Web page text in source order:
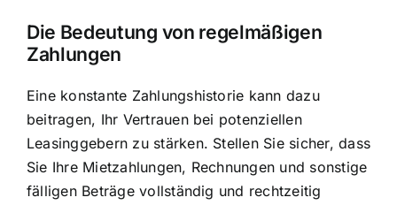
Die Bedeutung von regelmäßigen
Zahlungen
Eine konstante Zahlungshistorie kann dazu
beitragen, Ihr Vertrauen bei potenziellen
Leasinggebern zu stärken. Stellen Sie sicher, dass
Sie Ihre Mietzahlungen, Rechnungen und sonstige
fälligen Beträge vollständig und rechtzeitig